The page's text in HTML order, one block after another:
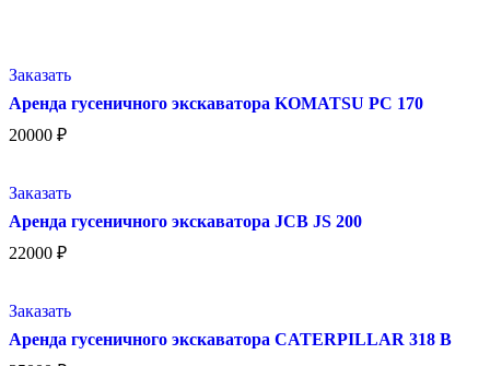
Заказать
Аренда гусеничного экскаватора KOMATSU PC 170
20000 ₽
Заказать
Аренда гусеничного экскаватора JCB JS 200
22000 ₽
Заказать
Аренда гусеничного экскаватора CATERPILLAR 318 B